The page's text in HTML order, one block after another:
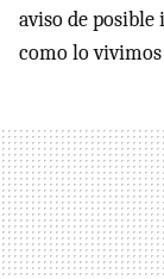
aviso de
como lo